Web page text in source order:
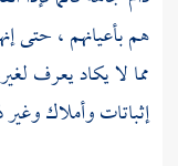
هم بأعيانهم ، حتى
مما لا يكاد يعرف
إثباتات وأملاك